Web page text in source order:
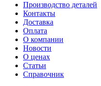
Производство деталей
Контакты
Доставка
Оплата
О компании
Новости
О ценах
Статьи
Справочник